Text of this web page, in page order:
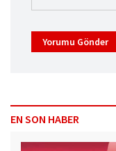
Yorumu Gönder
EN SON HABER